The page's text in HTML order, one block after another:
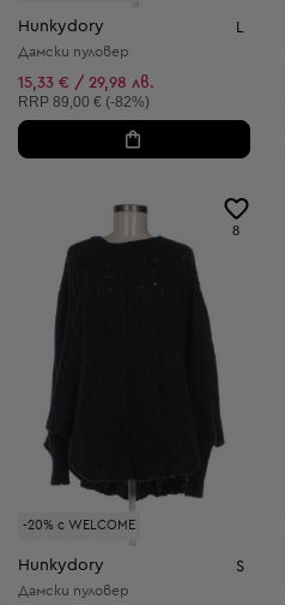
Hunkydory
Дамски пуловер
15,33 € / 29,98 лв.
Препоръчителна цена:
RRP 89,00 € (-82%)
-20% с WELCOME
8
Hunkydory S
Дамски пуловер